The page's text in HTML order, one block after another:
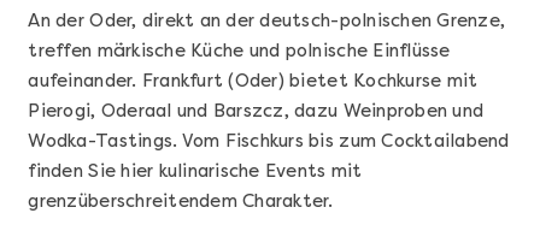
An der Oder, direkt an der deutsch-polnischen Grenze,
treffen märkische Küche und polnische Einflüsse
aufeinander. Frankfurt (Oder) bietet Kochkurse mit
Pierogi, Oderaal und Barszcz, dazu Weinproben und
Wodka-Tastings. Vom Fischkurs bis zum Cocktailabend
finden Sie hier kulinarische Events mit
grenzüberschreitendem Charakter.